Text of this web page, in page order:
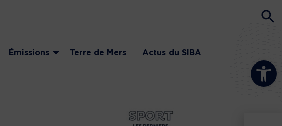
Ouvrir la
Émissions Terre de Mers Actus du SIBA